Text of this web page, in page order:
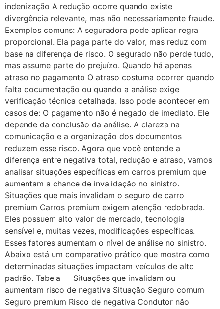
indenização A redução ocorre quando existe
divergência relevante, mas não necessariamente fraude.
Exemplos comuns: A seguradora pode aplicar regra
proporcional. Ela paga parte do valor, mas reduz com
base na diferença de risco. O segurado não perde tudo,
mas assume parte do prejuízo. Quando há apenas
atraso no pagamento O atraso costuma ocorrer quando
falta documentação ou quando a análise exige
verificação técnica detalhada. Isso pode acontecer em
casos de: O pagamento não é negado de imediato. Ele
depende da conclusão da análise. A clareza na
comunicação e a organização dos documentos
reduzem esse risco. Agora que você entende a
diferença entre negativa total, redução e atraso, vamos
analisar situações específicas em carros premium que
aumentam a chance de invalidação no sinistro.
Situações que mais invalidam o seguro de carro
premium Carros premium exigem atenção redobrada.
Eles possuem alto valor de mercado, tecnologia
sensível e, muitas vezes, modificações específicas.
Esses fatores aumentam o nível de análise no sinistro.
Abaixo está um comparativo prático que mostra como
determinadas situações impactam veículos de alto
padrão. Tabela — Situações que invalidam ou
aumentam risco de negativa Situação Seguro comum
Seguro premium Risco de negativa Condutor não